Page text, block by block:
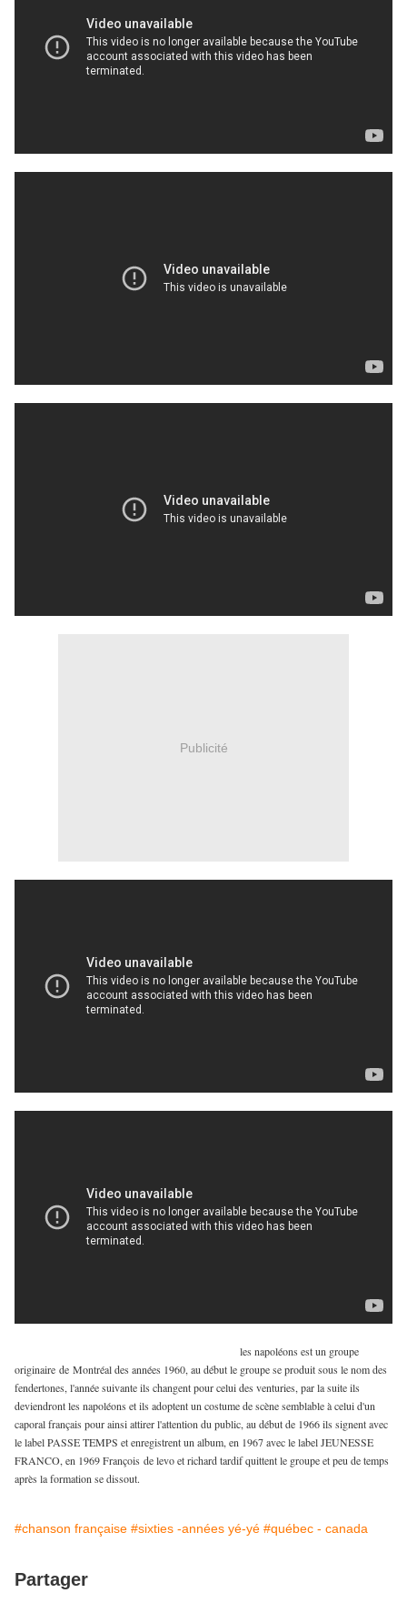
Publicité
les napoléons est un groupe
originaire de Montréal des années 1960, au début le groupe se produit sous le nom des
fendertones, l'année suivante ils changent pour celui des venturies, par la suite ils
deviendront les napoléons et ils adoptent un costume de scène semblable à celui d'un
caporal français pour ainsi attirer l'attention du public, au début de 1966 ils signent avec
le label PASSE TEMPS et enregistrent un album, en 1967 avec le label JEUNESSE
FRANCO, en 1969 François de levo et richard tardif quittent le groupe et peu de temps
après la formation se dissout.
#chanson française #sixties -années yé-yé #québec - canada
Partager